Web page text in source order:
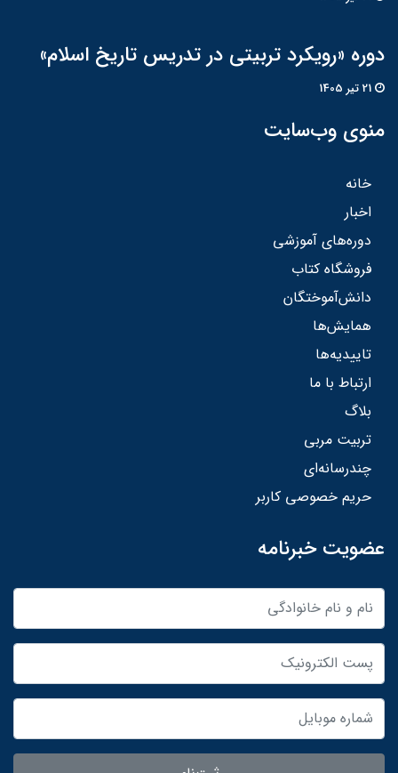
دوره «رویکرد تربیتی در تدریس تاریخ اسلام»
منوی وب‌سایت
خانه
اخبار
دوره‌های آموزشی
فروشگاه کتاب
دانش‌آموختگان
همایش‌ها
تاییدیه‌ها
ارتباط با ما
بلاگ
تربیت مربی
چندرسانه‌ای
حریم خصوصی کاربر
عضویت خبرنامه